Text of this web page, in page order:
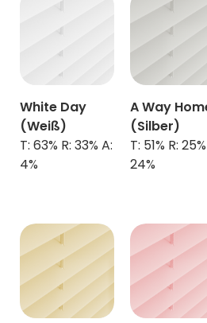
White Day
(Weiß)
T: 63% R: 33% A:
4%
A Way
(Silber)
T: 51% R:
24%